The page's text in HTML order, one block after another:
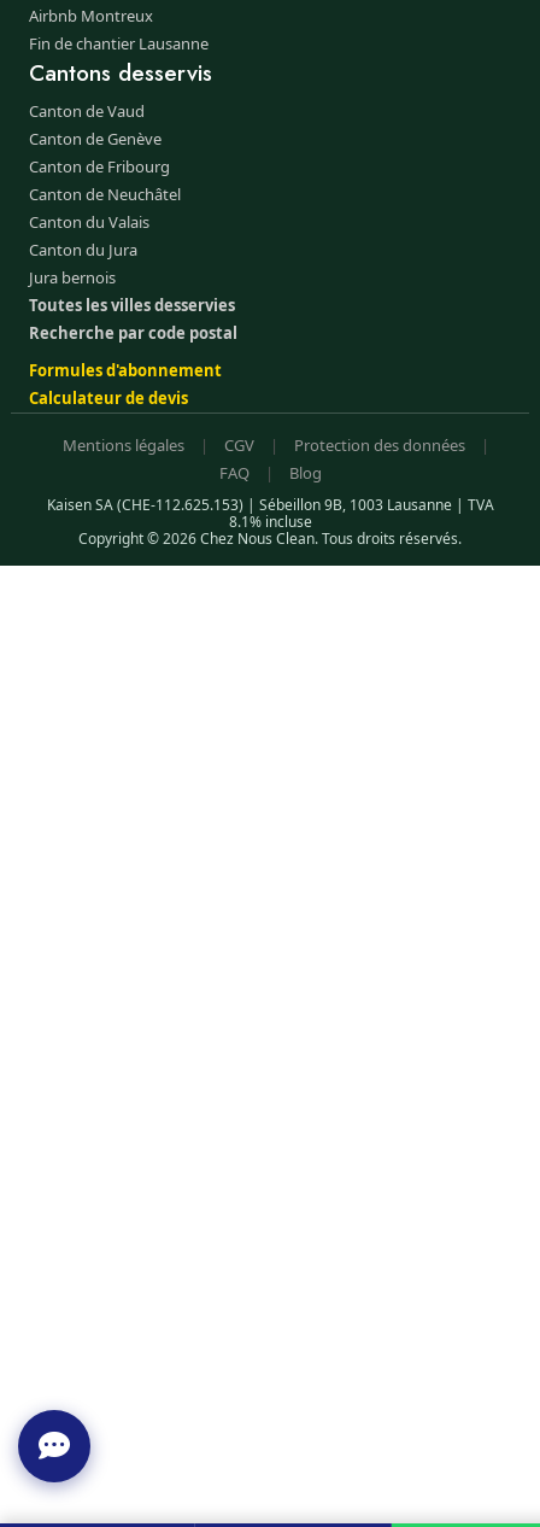
Airbnb Montreux
Fin de chantier Lausanne
Cantons desservis
Canton de Vaud
Canton de Genève
Canton de Fribourg
Canton de Neuchâtel
Canton du Valais
Canton du Jura
Jura bernois
Toutes les villes desservies
Recherche par code postal
Formules d'abonnement
Calculateur de devis
Mentions légales | CGV | Protection des données
|
FAQ
| Blog
Kaisen SA (CHE-112.625.153) | Sébeillon 9B, 1003 Lausanne | TVA
8.1% incluse
Copyright © 2026 Chez Nous Clean. Tous droits réservés.